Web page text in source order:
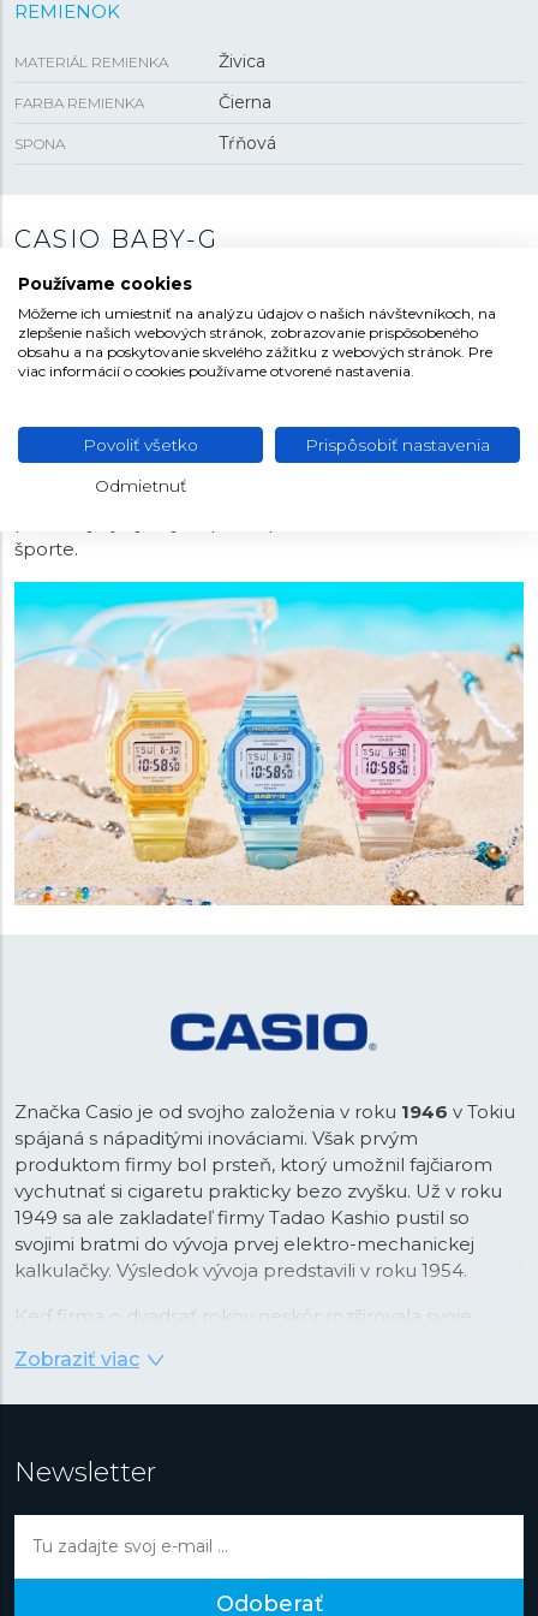
REMIENOK
MATERIÁL REMIENKA Živica
FARBA REMIENKA Čierna
SPONA Tŕňová
CASIO BABY-G
Casio Baby-G sú zmenšené verzie modelov G-Shock
určené predovšetkým pre menšie zápästie. Modely
tohto radu vychádzajú tak z tvarov pôvodného
ikonického typu G-ShockDW-5000Cz roku 1983, ako aj
športovým vzhľadom v rade farebných prevedení. S
vodotesnosťou100 metrov a mnohými funkciami
vrátane stopiek, budíka, timera a kalendára poslúži ako
športe.
Značka Casio je od svojho založenia v roku 1946 v Tokiu
spájaná s nápaditými inováciami. Však prvým
produktom firmy bol prsteň, ktorý umožnil fajčiarom
vychutnať si cigaretu prakticky bezo zvyšku. Už v roku
1949 sa ale zakladateľ firmy Tadao Kashio pustil so
svojimi bratmi do vývoja prvej elektro-mechanickej
kalkulačky. Výsledok vývoja predstavili v roku 1954.
Keď firma o dvadsať rokov neskôr rozširovala svoje
tom čase prechádzali revolúciou v podobe nástupu
pokročilej technológie integrovaných obvodov vyvinutej
kalendárom, ktorý správne nastavoval dátum v kratších
a dlhších mesiacoch. Rýchlo potom hodinky Casio
dostali ďalšie pokročilé funkcie ako večný kalendár so
Zobraziť viac
Newsletter
Odoberať
Používame cookies
Môžeme ich umiestniť na analýzu údajov o našich návštevníkoch, na
zlepšenie našich webových stránok, zobrazovanie prispôsobeného
obsahu a na poskytovanie skvelého zážitku z webových stránok. Pre
viac informácií o cookies používame otvorené nastavenia.
Povoliť všetko Prispôsobiť nastavenia
Odmietnuť